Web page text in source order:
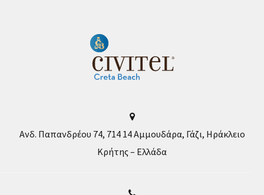
Ανδ. Παπανδρέου 74, 714 14 Αμμουδάρα, Γάζι, Ηράκλειο
Κρήτης – Ελλάδα